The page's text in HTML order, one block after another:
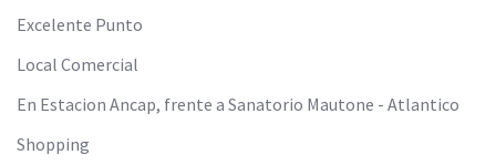
Excelente Punto
Local Comercial
En Estacion Ancap, frente a Sanatorio Mautone - Atlantico
Shopping